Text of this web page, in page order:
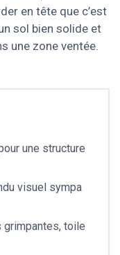
en tête que c’est
sol bien solide et
une zone ventée.
une structure
visuel sympa
grimpantes, toile